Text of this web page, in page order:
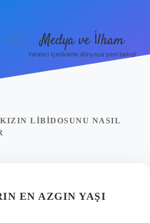
menüyüMedya ve İlham
Yaratıcı içeriklerle dünyaya yeni bakış!
LIBIDOSUNU NASIL
EN AZGIN YAŞI